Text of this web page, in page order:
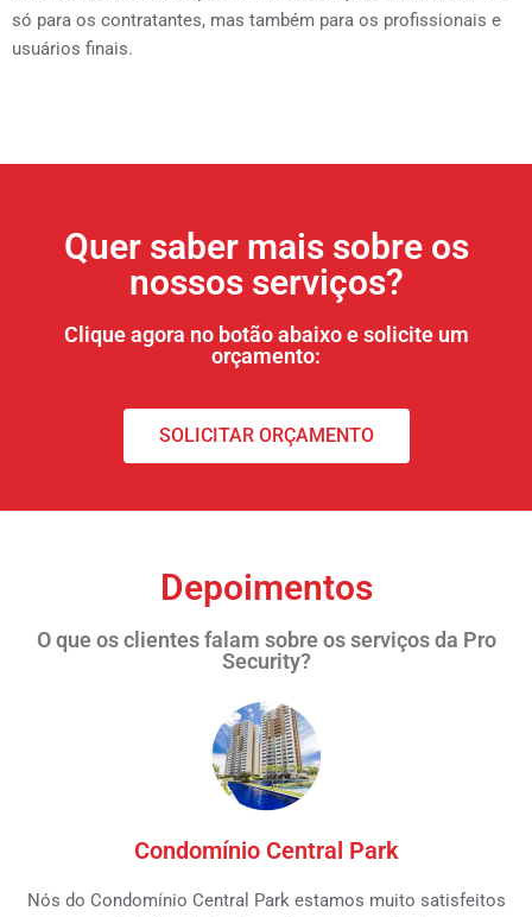
só para os contratantes, mas também para os profissionais e
usuários finais.
Quer saber mais sobre os
nossos serviços?
Clique agora no botão abaixo e solicite um
orçamento:
SOLICITAR ORÇAMENTO
Depoimentos
O que os clientes falam sobre os serviços da Pro
Security?
Condomínio Central Park
Nós do Condomínio Central Park estamos muito satisfeitos